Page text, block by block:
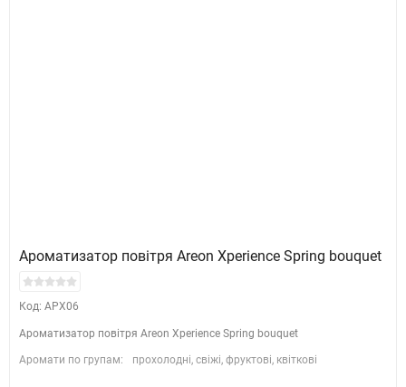
Ароматизатор повітря Areon Xperience Spring bouquet
Код: APX06
Ароматизатор повітря Areon Xperience Spring bouquet
Аромати по групам: прохолодні, свіжі, фруктові, квіткові